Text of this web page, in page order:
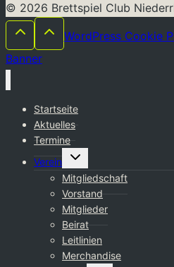
© 2026 Brettspiel Club
WordPress Cookie
Banner
Startseite
Aktuelles
Termine
Verein
Untermenü
Mitgliedschaft
Vorstand
Mitglieder
Beirat
Leitlinien
Merchandise